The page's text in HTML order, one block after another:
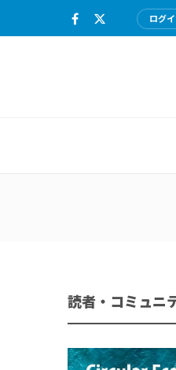
ログ
読者・コミュニ